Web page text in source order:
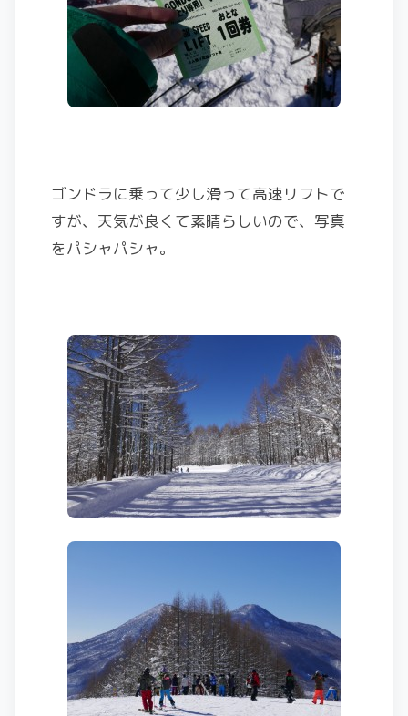
ゴンドラに乗って少し滑って高速リフトで
すが、天気が良くて素晴らしいので、写真
をパシャパシャ。